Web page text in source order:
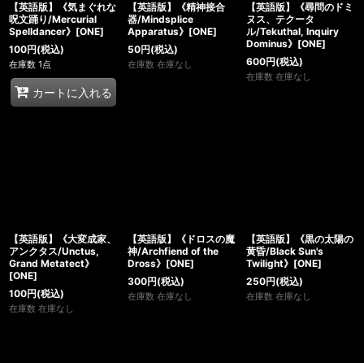
【英語版】《気まぐれな
呪文踊り/Mercurial
Spelldancer》[ONE]
100円(税込)
在庫数 1点
カートに入れる
【英語版】《精神接合
器/Mindsplice
Apparatus》[ONE]
50円(税込)
在庫数 在庫なし
【英語版】《尋問のドミ
ヌス、テクータ
ル/Tekuthal, Inquiry
Dominus》[ONE]
600円(税込)
在庫数 在庫なし
【英語版】《大変成家、
アンクタス/Unctus,
Grand Metatect》
[ONE]
100円(税込)
在庫数 在庫なし
【英語版】《ドロスの魔
神/Archfiend of the
Dross》[ONE]
300円(税込)
在庫数 在庫なし
【英語版】《黒の太陽の
黄昏/Black Sun's
Twilight》[ONE]
250円(税込)
在庫数 在庫なし